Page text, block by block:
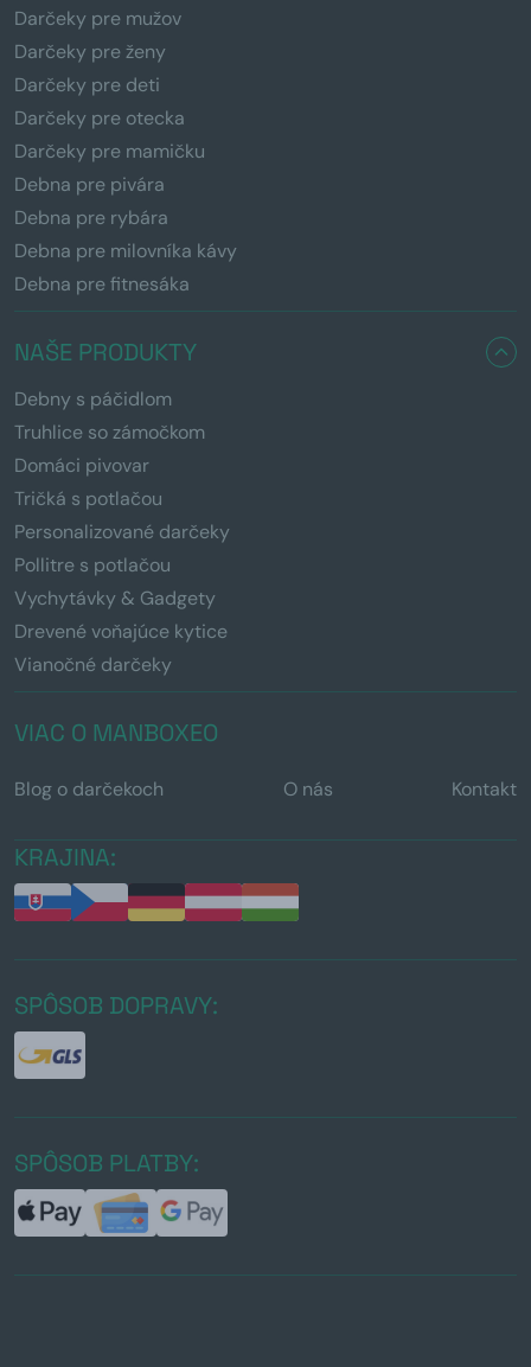
Darčeky pre mužov
Darčeky pre ženy
Darčeky pre deti
Darčeky pre otecka
Darčeky pre mamičku
Debna pre pivára
Debna pre rybára
Debna pre milovníka kávy
Debna pre fitnesáka
NAŠE PRODUKTY
Debny s páčidlom
Truhlice so zámočkom
Domáci pivovar
Tričká s potlačou
Personalizované darčeky
Pollitre s potlačou
Vychytávky & Gadgety
Drevené voňajúce kytice
Vianočné darčeky
VIAC O MANBOXEO
Blog o darčekoch O nás Kontakt
KRAJINA:
SPÔSOB DOPRAVY:
SPÔSOB PLATBY: